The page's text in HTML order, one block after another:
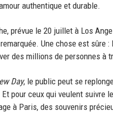
authentique et durable.
prévue le 20 juillet à Los
Une chose est sûre
des millions de personnes à
Day, le public peut se
pour ceux qui veulent suivre
à Paris, des souvenirs